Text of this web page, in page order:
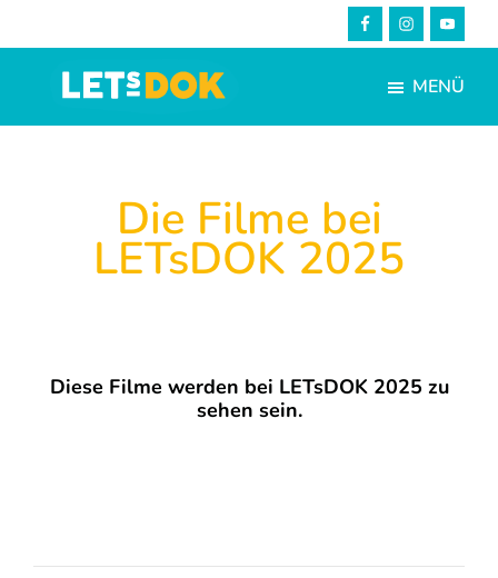
to
content
Fußzeile
springen
LETsDOK
Bundesweite
MENÜ
Die Filme bei
LETsDOK 2025
Diese Filme werden bei LETsDOK 2025 zu
sehen sein.